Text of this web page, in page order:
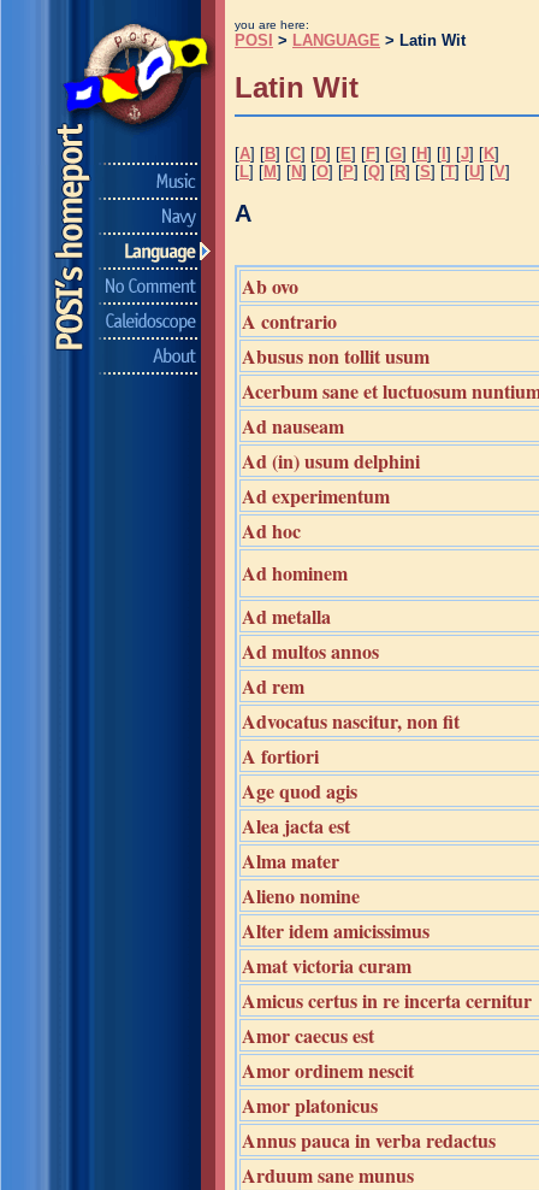
you are here:
POSI > LANGUAGE > Latin Wit
Latin Wit
[A] [B] [C] [D] [E] [F] [G] [H] [ ] [J] [K]
[L] [M] [N] [O] [P] [Q] [R] [S] [T] [U] [V]
A
Ab ovo
A contrario
Abusus non tollit usum
Acerbum sane et luctuosum
Ad nauseam
Ad (in) usum delphini
Ad experimentum
Ad hoc
Ad hominem
Ad metalla
Ad multos annos
Ad rem
Advocatus nascitur, non fit
A fortiori
Age quod agis
Alea jacta est
Alma mater
Alieno nomine
Alter idem amicissimus
Amat victoria curam
Amicus certus in re incerta cernitur
Amor caecus est
Amor ordinem nescit
Amor platonicus
Annus pauca in verba redactus
Arduum sane munus